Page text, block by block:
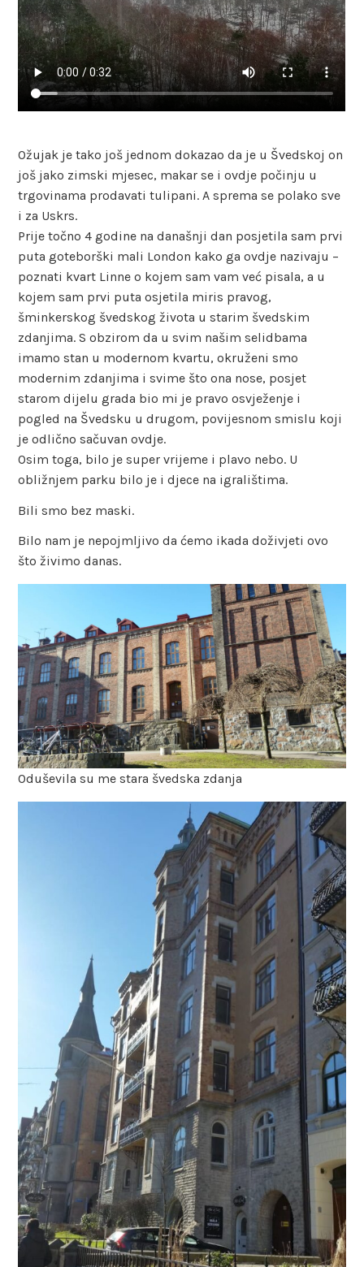
Ožujak je tako još jednom dokazao da je u Švedskoj on
još jako zimski mjesec, makar se i ovdje počinju u
trgovinama prodavati tulipani. A sprema se polako sve
i za Uskrs.
Prije točno 4 godine na današnji dan posjetila sam prvi
puta goteborški mali London kako ga ovdje nazivaju –
poznati kvart Linne o kojem sam vam već pisala, a u
kojem sam prvi puta osjetila miris pravog,
šminkerskog švedskog života u starim švedskim
zdanjima. S obzirom da u svim našim selidbama
imamo stan u modernom kvartu, okruženi smo
modernim zdanjima i svime što ona nose, posjet
starom dijelu grada bio mi je pravo osvježenje i
pogled na Švedsku u drugom, povijesnom smislu koji
je odlično sačuvan ovdje.
Osim toga, bilo je super vrijeme i plavo nebo. U
obližnjem parku bilo je i djece na igralištima.
Bili smo bez maski.
Bilo nam je nepojmljivo da ćemo ikada doživjeti ovo
što živimo danas.
Oduševila su me stara švedska zdanja